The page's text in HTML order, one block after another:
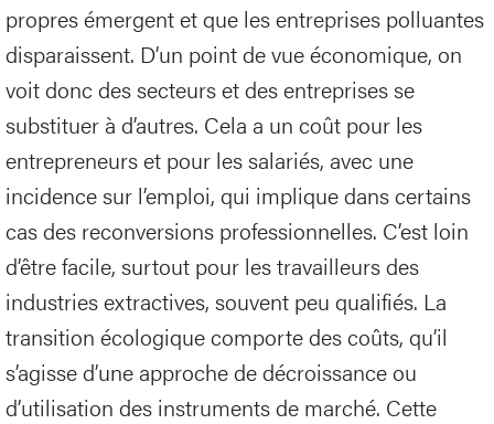
propres émergent et que les entreprises polluantes
disparaissent. D’un point de vue économique, on
voit donc des secteurs et des entreprises se
substituer à d’autres. Cela a un coût pour les
entrepreneurs et pour les salariés, avec une
incidence sur l’emploi, qui implique dans certains
cas des reconversions professionnelles. C’est loin
d’être facile, surtout pour les travailleurs des
industries extractives, souvent peu qualifiés. La
transition écologique comporte des coûts, qu’il
s’agisse d’une approche de décroissance ou
d’utilisation des instruments de marché. Cette